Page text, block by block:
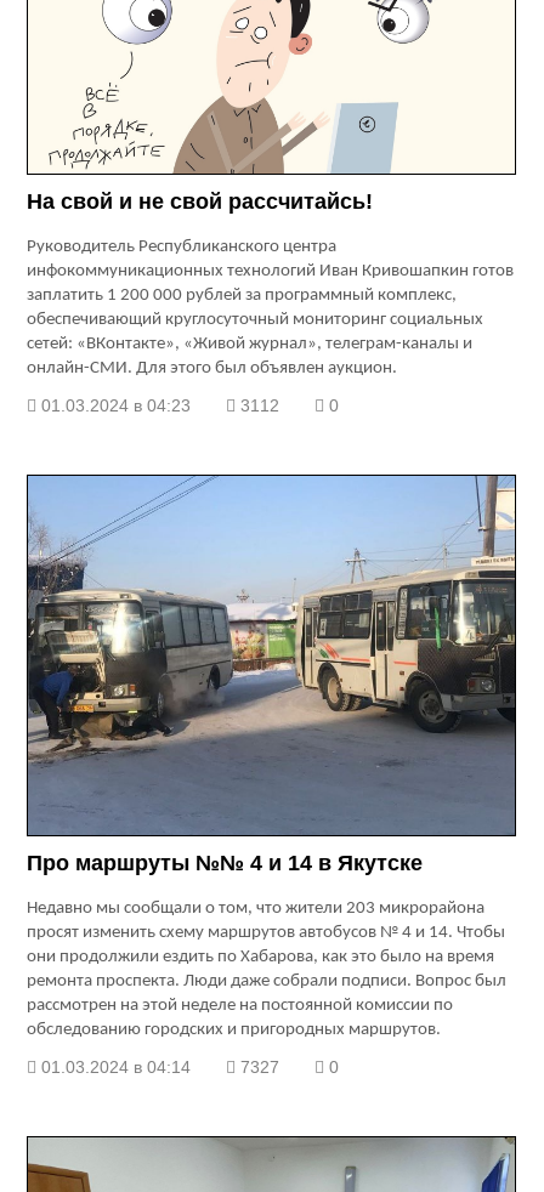
На свой и не свой рассчитайсь!
Руководитель Республиканского центра
инфокоммуникационных технологий Иван Кривошапкин готов
заплатить 1 200 000 рублей за программный комплекс,
обеспечивающий круглосуточный мониторинг социальных
сетей: «ВКонтакте», «Живой журнал», телеграм-каналы и
онлайн-СМИ. Для этого был объявлен аукцион.
01.03.2024 в 04:23 3112 0
Про маршруты №№ 4 и 14 в Якутске
Недавно мы сообщали о том, что жители 203 микрорайона
просят изменить схему маршрутов автобусов № 4 и 14. Чтобы
они продолжили ездить по Хабарова, как это было на время
ремонта проспекта. Люди даже собрали подписи. Вопрос был
рассмотрен на этой неделе на постоянной комиссии по
обследованию городских и пригородных маршрутов.
01.03.2024 в 04:14 7327 0